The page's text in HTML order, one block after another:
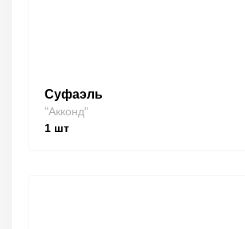
Суфаэль
"Акконд"
1 шт